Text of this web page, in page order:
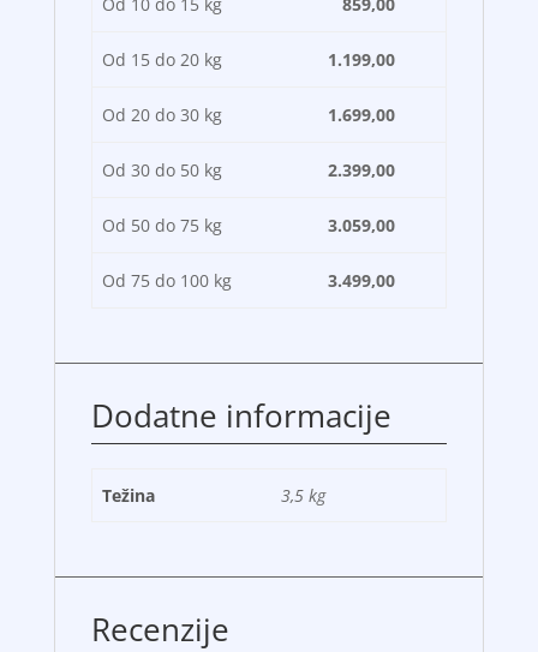
Od 15 do 20 kg 1.199,00
Od 20 do 30 kg 1.699,00
Od 30 do 50 kg 2.399,00
Od 50 do 75 kg 3.059,00
Od 75 do 100 kg 3.499,00
Dodatne informacije
Težina 3,5 kg
Recenzije